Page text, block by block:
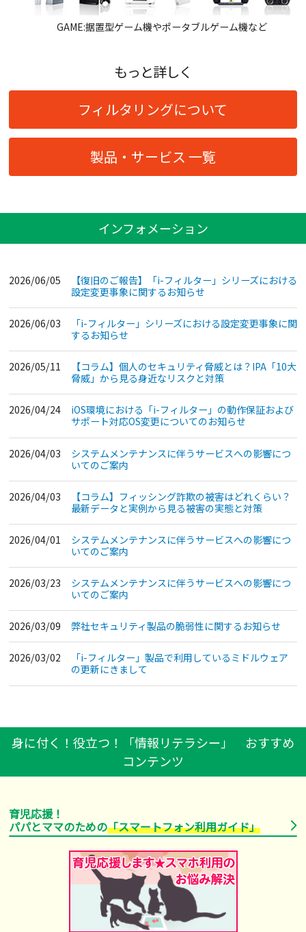
GAME:据置型ゲーム機やポータブルゲーム機など
もっと詳しく
フィルタリングについて
製品・サービス 一覧
インフォメーション
2026/06/05
【復旧のご報告】「i-フィルター」シリーズにおける
設定変更事象に関するお知らせ
2026/06/03
「i-フィルター」シリーズにおける設定変更事象に関
するお知らせ
2026/05/11
【コラム】個人のセキュリティ脅威とは？IPA「10大
脅威」から見る身近なリスクと対策
2026/04/24
iOS環境における「i-フィルター」の動作保証および
サポート対応OS変更についてのお知らせ
2026/04/03
システムメンテナンスに伴うサービスへの影響につ
いてのご案内
2026/04/03
【コラム】フィッシング詐欺の被害はどれくらい？
最新データと実例から見る被害の実態と対策
2026/04/01
システムメンテナンスに伴うサービスへの影響につ
いてのご案内
2026/03/23
システムメンテナンスに伴うサービスへの影響につ
いてのご案内
2026/03/09 弊社セキュリティ製品の脆弱性に関するお知らせ
2026/03/02
「i-フィルター」製品で利用しているミドルウェア
の更新にきまして
身に付く！役立つ！「情報リテラシー」 おすすめ
コンテンツ
育児応援！
パパとママのための「スマートフォン利用ガイド」